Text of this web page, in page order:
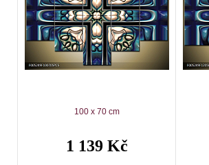
100 x 70 cm
1 139 Kč